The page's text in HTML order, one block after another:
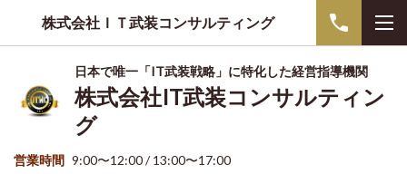
株式会社ＩＴ武装コンサルティング
日本で唯一「IT武装戦略」に特化した経営指導機関
株式会社IT武装コンサルティン
グ
営業時間 9:00〜12:00 / 13:00〜17:00